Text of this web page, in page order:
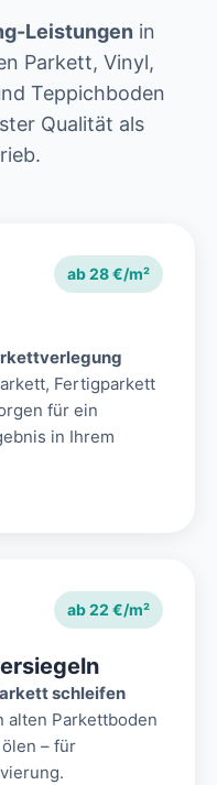
Leistungen in
Parkett, Vinyl,
Teppichboden
Qualität als
ab 28 €/m²
Fertigparkett
für ein
in Ihrem
ab 22 €/m²
schleifen
alten Parkettboden
– für